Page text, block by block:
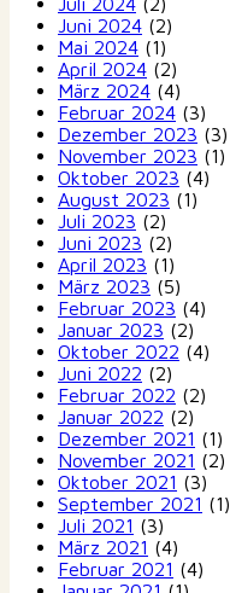
Juni 2024 (2)
Mai 2024 (1)
April 2024 (2)
März 2024 (4)
Februar 2024 (3)
Dezember 2023 (3)
November 2023 (1)
Oktober 2023 (4)
August 2023 (1)
Juli 2023 (2)
Juni 2023 (2)
April 2023 (1)
März 2023 (5)
Februar 2023 (4)
Januar 2023 (2)
Oktober 2022 (4)
Juni 2022 (2)
Februar 2022 (2)
Januar 2022 (2)
Dezember 2021 (1)
November 2021 (2)
Oktober 2021 (3)
September 2021 (1)
Juli 2021 (3)
März 2021 (4)
Februar 2021 (4)